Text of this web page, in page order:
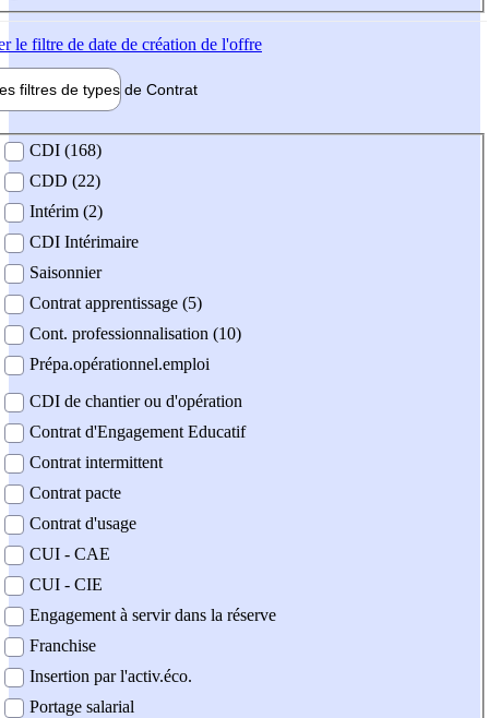
le filtre de date de création de l'offre
filtres de types de Contrat
contrat
CDI (168)
CDD (22)
Intérim (2)
CDI Intérimaire
Saisonnier
Contrat apprentissage (5)
Cont. professionnalisation (10)
Prépa.opérationnel.emploi
CDI de chantier ou d'opération
Contrat d'Engagement Educatif
Contrat intermittent
Contrat pacte
Contrat d'usage
CUI - CAE
CUI - CIE
Engagement à servir dans la réserve
Franchise
Insertion par l'activ.éco.
Portage salarial